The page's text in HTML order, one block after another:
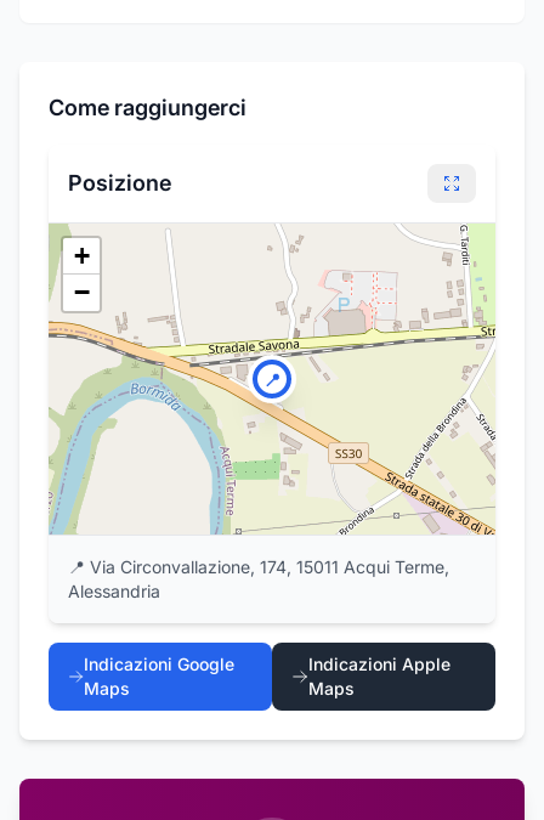
Come raggiungerci
Posizione
📍
+
−
📍 Via Circonvallazione, 174, 15011 Acqui Terme,
Alessandria
Indicazioni Google
Maps
Indicazioni Apple
Maps